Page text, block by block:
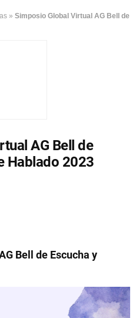
» Simposio Global Virtual AG Bell de
AG Bell de
Hablado 2023
Bell de Escucha y